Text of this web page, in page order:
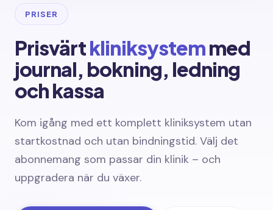
PRISER
Prisvärtkliniksystemmed
journal, bokning, ledning
och kassa
Kom igång med ett komplett kliniksystem utan
startkostnad och utan bindningstid. Välj det
abonnemang som passar din klinik – och
uppgradera när du växer.